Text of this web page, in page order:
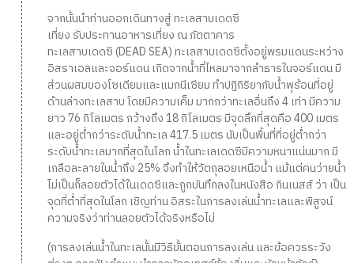
จากนั้นนำท่านออกเดินทางสู่ ทะเลสาบเดดซี
เที่ยง รับประทานอาหารเที่ยง ณ ภัตตาคาร
ทะเลสาบเดดซี (DEAD SEA) ทะเลสาบเดดซีตั้งอยู่พรมแดนระหว่าง
อิสราเอลและจอร์แดน เกิดจากน้ำที่ไหลมาจากลำธารในจอร์แดน มี
ส่วนผสมของโซเดียมและแมกนีเซียม ทำปฏิกิริยากับน้ำพุร้อนที่อยู่
ด้านล่างทะเลสาบ โดยมีความเค็ม มากกว่าทะเลอื่นถึง 4 เท่า มีความ
ยาว 76 กิโลเมตร กว้างถึง 18 กิโลเมตร มีจุดลึกที่สุดคือ 400 เมตร
และอยู่ต่ำกว่าระดับน้ำทะเล 417.5 เมตร นับเป็นพื้นที่ที่อยู่ต่ำกว่า
ระดับน้ำทะเลมากที่สุดในโลก น้ำในทะเลเดดซีมีความหนาแน่นมาก มี
เกลือละลายในน้ำถึง 25% จึงทำให้วัตถุลอยเหนือน้ำ แม้แต่คนว่ายน้ำ
ไม่เป็นก็ลอยตัวได้ในเดดซีและถูกบันทึกลงในหนังสือ กินเนสส์ ว่า เป็น
จุดที่ต่ำที่สุดในโลก เชิญท่าน อิสระในการลงเล่นน้ำทะเลและพิสูจน์
ความจริงว่าท่านลอยตัวได้จริงหรือไม่
(การลงเล่นน้ำในทะเลนั้นมีวิธีขั้นตอนการลงเล่น และข้อควรระวัง